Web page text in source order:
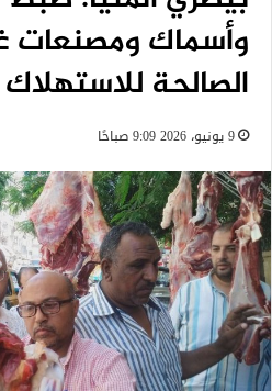
وأسماك ومصنعات
الصالحة
9 يونيو، 2026 9:09 صباحًا